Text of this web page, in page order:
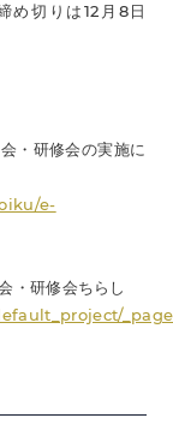
め切りは12月8日
・研修会の実施に
e-
・研修会ちらし